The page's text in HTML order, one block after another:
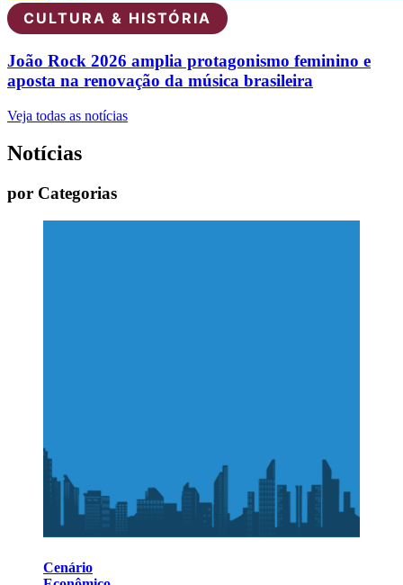
CULTURA & HISTÓRIA
João Rock 2026 amplia protagonismo feminino e
aposta na renovação da música brasileira
Veja todas as notícias
Notícias
por Categorias
Cenário